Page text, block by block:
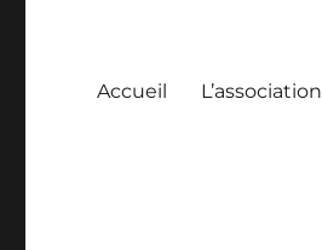
Accueil L’association